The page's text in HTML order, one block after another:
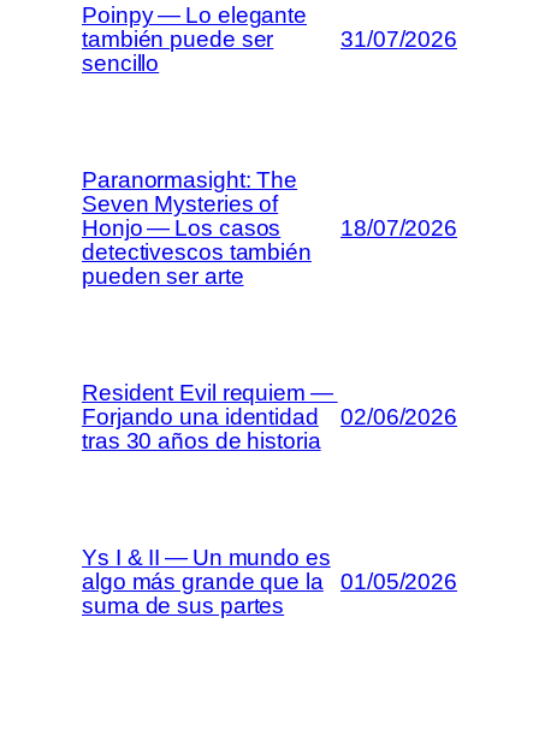
Poinpy — Lo elegante
también puede ser
sencillo
31/07/2026
Paranormasight: The
Seven Mysteries of
Honjo — Los casos
detectivescos también
pueden ser arte
18/07/2026
Resident Evil requiem —
Forjando una identidad
tras 30 años de historia
02/06/2026
Ys I & II — Un mundo es
algo más grande que la
suma de sus partes
01/05/2026